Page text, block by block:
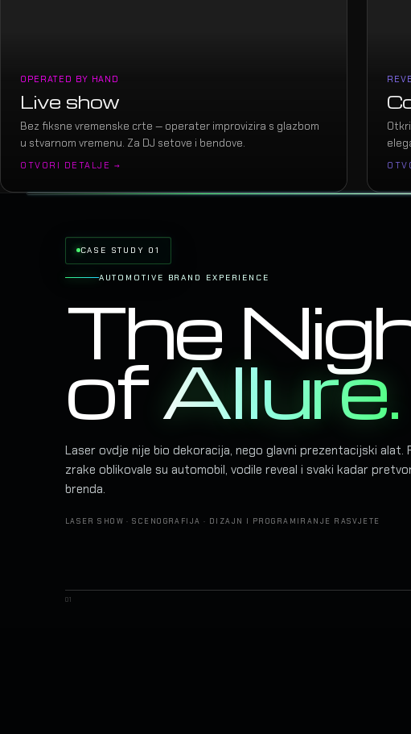
OPERATED BY HAND
Live show
Bez fiksne vremenske crte — operater improvizira s glazbom
u stvarnom vremenu. Za DJ setove i bendove.
OTVORI DETALJE →
CASE STUDY 01
AUTOMOTIVE BRAND EXPERIENCE
The
ofAllure.
Laser ovdje nije bio dekoracija, nego glavni prezentacijski alat.
zrake oblikovale su automobil, vodile reveal i svaki kadar
brenda.
LASER SHOW · SCENOGRAFIJA · DIZAJN I PROGRAMIRANJE RASVJETE
01